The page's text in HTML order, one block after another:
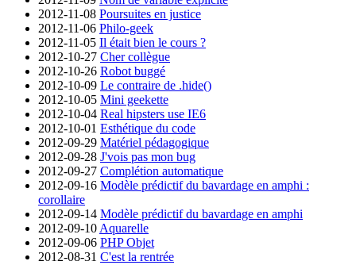
2012-11-08 Poursuites en justice
2012-11-06 Philo-geek
2012-11-05 Il était bien le cours ?
2012-10-27 Cher collègue
2012-10-26 Robot buggé
2012-10-09 Le contraire de .hide()
2012-10-05 Mini geekette
2012-10-04 Real hipsters use IE6
2012-10-01 Esthétique du code
2012-09-29 Matériel pédagogique
2012-09-28 J'vois pas mon bug
2012-09-27 Complétion automatique
2012-09-16 Modèle prédictif du bavardage en amphi :
corollaire
2012-09-14 Modèle prédictif du bavardage en amphi
2012-09-10 Aquarelle
2012-09-06 PHP Objet
2012-08-31 C'est la rentrée